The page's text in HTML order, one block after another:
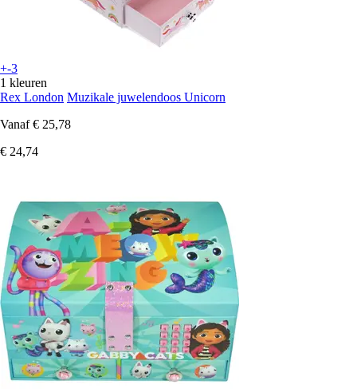
+-3
1 kleuren
Rex London Muzikale juwelendoos Unicorn
Vanaf € 25,78
€ 24,74